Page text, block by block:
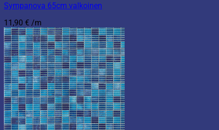
Sympanova 65cm valkoinen
11,90 € /m